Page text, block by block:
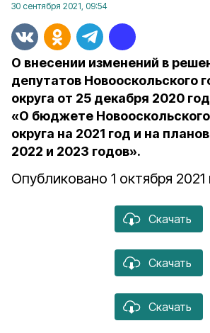
30 сентября 2021, 09:54
О внесении изменений в
депутатов Новооскольского
округа от 25 декабря 2020
«О бюджете Новооскольского
округа на 2021 год и на
2022 и 2023 годов».
Опубликовано 1 октября 2021
Скачать
Скачать
Скачать